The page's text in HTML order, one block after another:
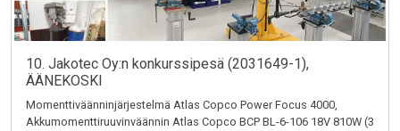
10. Jakotec Oy:n konkurssipesä (2031649-1),
ÄÄNEKOSKI
Momenttiväänninjärjestelmä Atlas Copco Power Focus 4000,
Akkumomenttiruuvinväännin Atlas Copco BCP BL-6-106 18V 810W (3